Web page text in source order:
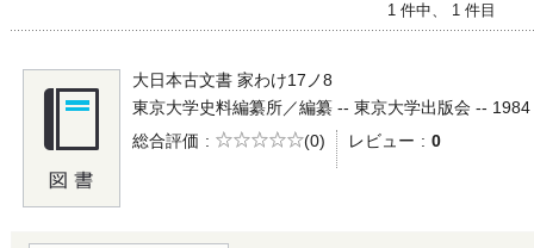
1 件中、 1 件目
大日本古文書 家わけ17ノ8
東京大学史料編纂所／編纂 -- 東京大学出版会 --
総合評価
5段階評価
(0) レビュー 0